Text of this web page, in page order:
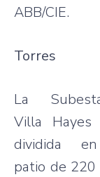
ABB/CIE.
Torres
La
Villa Hayes
dividida
patio de 220